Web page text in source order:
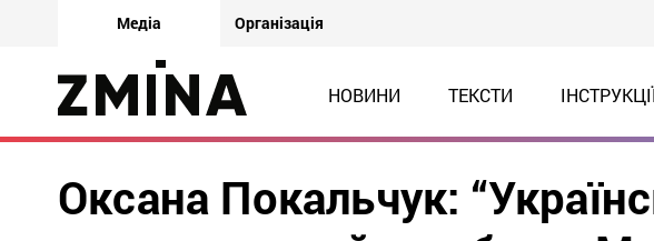
Медіа Організація
НОВИНИ ТЕКСТИ
Оксана Покальчук: